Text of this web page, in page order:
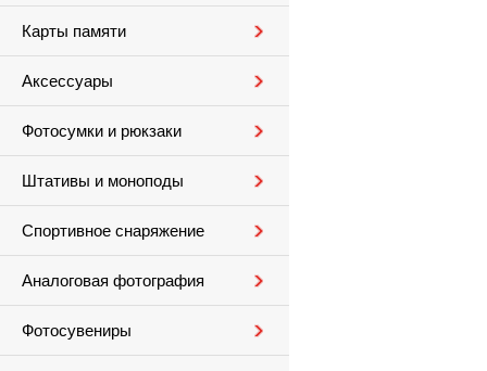
Карты памяти
Аксессуары
Фотосумки и рюкзаки
Штативы и моноподы
Спортивное снаряжение
Аналоговая фотография
Фотосувениры